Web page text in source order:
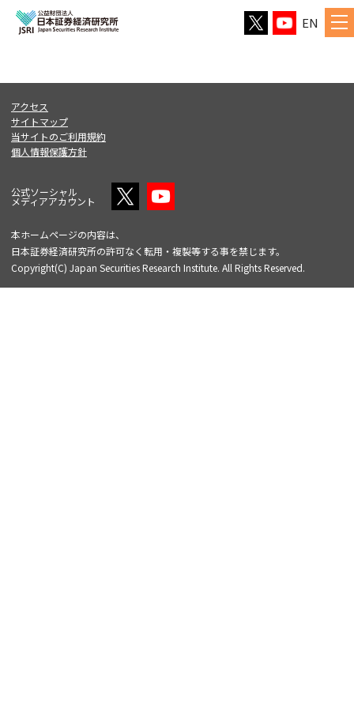
EN
アクセス
サイトマップ
当サイトのご利用規約
個人情報保護方針
公式ソーシャル
メディアアカウント
本ホームページの内容は、
日本証券経済研究所の許可なく転用・複製等する事を禁じます。
Copyright(C) Japan Securities Research Institute. All Rights Reserved.